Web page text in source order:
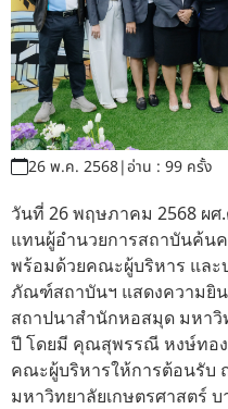
26 พ.ค. 2568|อ่าน : 99 ครั้ง
วันที่ 26 พฤษภาคม 2568 ผ
แทนผู้อำนวยการสถาบันค้
พร้อมด้วยคณะผู้บริหาร และ
ภัณฑ์สถาบันฯ แสดงความยิ
สถาปนาสำนักหอสมุด มหาวิ
ปี โดยมี คุณสุพรรณี หงษ์ทอ
คณะผู้บริหารให้การต้อนรับ
มหาวิทยาลัยเกษตรศาสตร์ บ